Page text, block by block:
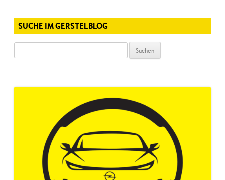
SUCHE IM GERSTELBLOG
nach: